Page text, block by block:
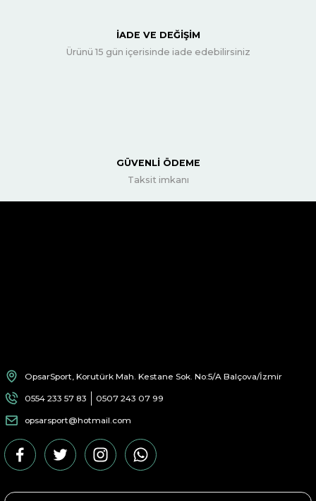
İADE VE DEĞİŞİM
Ürünü 15 gün içerisinde iade edebilirsiniz
GÜVENLİ ÖDEME
Taksit imkanı
OpsarSport, Korutürk Mah. Kestane Sok. No:5/A Balçova/İzmir
0554 233 57 83 0507 243 07 99
opsarsport@hotmail.com